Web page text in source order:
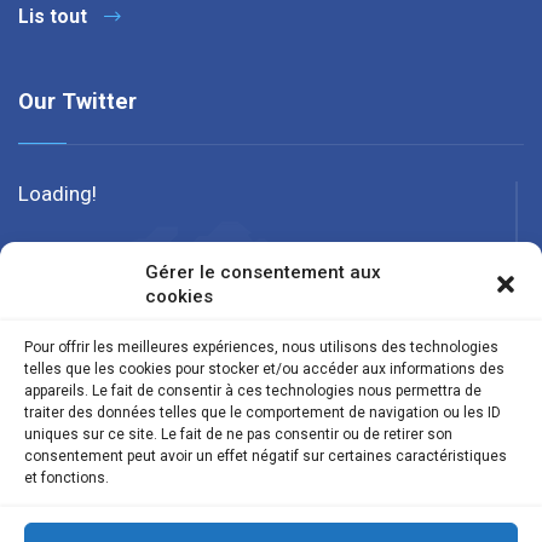
Gérer le consentement aux
cookies
Pour offrir les meilleures expériences, nous utilisons des technologies
telles que les cookies pour stocker et/ou accéder aux informations des
appareils. Le fait de consentir à ces technologies nous permettra de
traiter des données telles que le comportement de navigation ou les ID
uniques sur ce site. Le fait de ne pas consentir ou de retirer son
consentement peut avoir un effet négatif sur certaines caractéristiques
et fonctions.
Lis tout
Our Twitter
Loading!
Suivez nous